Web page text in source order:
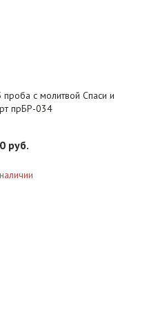
с молитвой Спаси и
прБР-034
руб.